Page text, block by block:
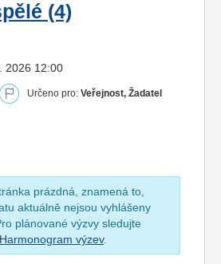
(4)
2026 12:00
Určeno pro: Veřejnost, Žadatel
prázdná, znamená to,
aktuálně nejsou vyhlášeny
plánované výzvy sledujte
Harmonogram výzev.